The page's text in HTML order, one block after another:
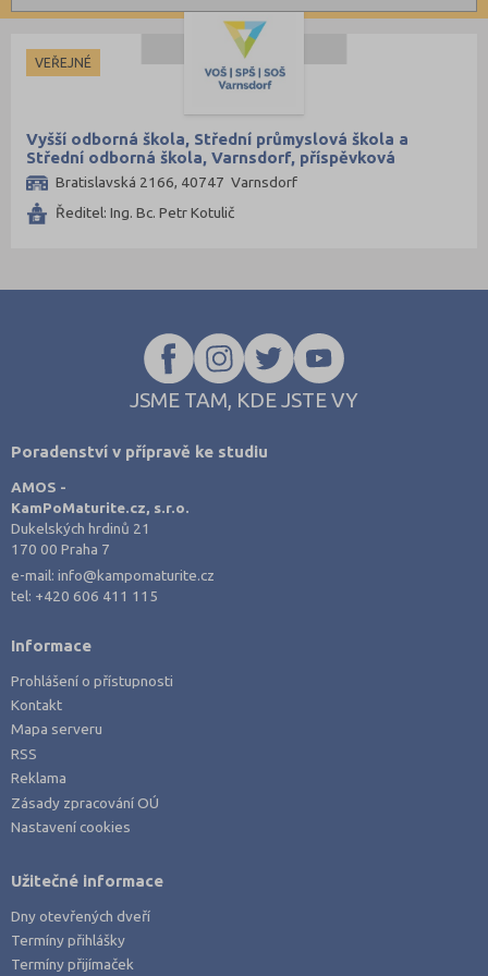
Dálkové
Kombinované
České Budějovice (1)
Děčín (1)
Hradec Králové (1)
Cheb (1)
Jihlava (1)
Kroměříž (2)
Písek (1)
Plzeň-město (1)
Praha hlavní město (4)
Semily (1)
Svitavy (1)
Ústí nad Labem (1)
Vsetín (1)
Žďár nad Sázavou (1)
Informatické
Dopravní
Grafické
Hotelnictví a cestovní ruch
Humanitní
Obchod, podnikání, služby
Policejní a vojenské
Umělecké
Zemědělské a ekologické
VEŘEJNÉ
Vyšší odborná škola, Střední průmyslová škola a
Střední odborná škola, Varnsdorf, příspěvková
organizace
Bratislavská 2166, 40747 Varnsdorf
Ředitel: Ing. Bc. Petr Kotulič
JSME TAM, KDE JSTE VY
Poradenství v přípravě ke studiu
AMOS -
KamPoMaturite.cz, s.r.o.
Dukelských hrdinů 21
170 00 Praha 7
e-mail:info@kampomaturite.cz
tel: +420 606 411 115
Informace
Prohlášení o přístupnosti
Kontakt
Mapa serveru
RSS
Reklama
Zásady zpracování OÚ
Nastavení cookies
Užitečné informace
Dny otevřených dveří
Termíny přihlášky
Termíny přijímaček